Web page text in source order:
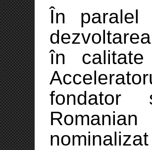
În paralel
în calitate
fondator